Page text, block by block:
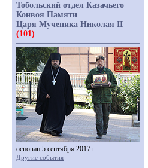
Тобольский отдел Казачьего
Конвоя Памяти
Царя Мученика Николая II
(101)
основан 5 сентября 2017 г.
Другие события